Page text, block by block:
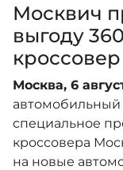
Москвич
выгоду
Москва, 6
автомобильный
специальное
кроссовера
на новые